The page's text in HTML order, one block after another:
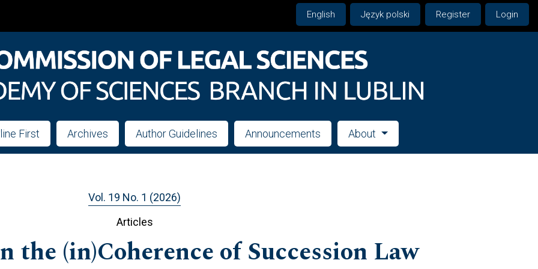
English Język polski Register Login
First Archives Author Guidelines Announcements About
Vol. 19 No. 1 (2026)
Articles
the (in)Coherence of Succession Law